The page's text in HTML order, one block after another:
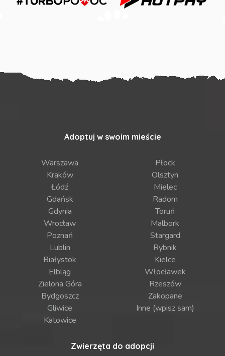
Adoptuj w swoim mieście
Warszawa
Kraków
Łódź
Gdańsk
Gdynia
Wrocław
Poznań
Lublin
Białystok
Elbląg
Zielona Góra
Bydgoszcz
Gliwice
Katowice
Płock
Olsztyn
Mielec
Radom
Toruń
Malbork
Stargard
Rybnik
Kielce
Włocławek
Rzeszów
Zakopane
Inne (wpisz sam)
Zwierzęta do adopcji